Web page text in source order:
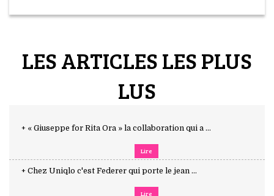
LES ARTICLES LES PLUS
LUS
+ « Giuseppe for Rita Ora » la collaboration qui a ...
Lire
+ Chez Uniqlo c'est Federer qui porte le jean ...
Lire